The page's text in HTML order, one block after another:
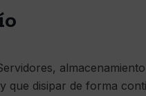
que disipar de forma